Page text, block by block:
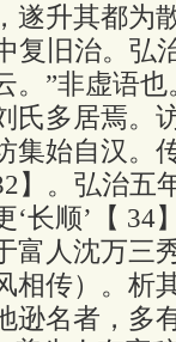
遂升其都为
复旧治。弘
。”非虚语也
多居焉。访
集始自汉。
】。弘治五
‘长顺’【
富人沈万三
相传）。析
逊名者，多